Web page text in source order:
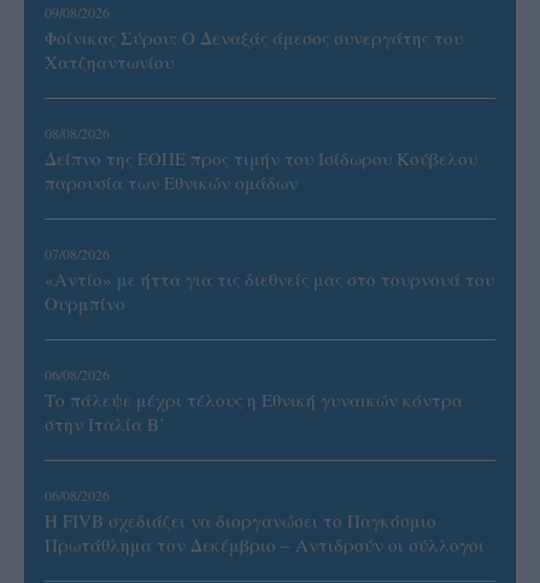
09/08/2026
Φοίνικας Σύρου: Ο Δεναξάς άμεσος συνεργάτης του
Χατζηαντωνίου
08/08/2026
Δείπνο της ΕΟΠΕ προς τιμήν του Ισίδωρου Κούβελου
παρουσία των Εθνικών ομάδων
07/08/2026
«Αντίο» με ήττα για τις διεθνείς μας στο τουρνουά του
Ουρμπίνο
06/08/2026
Το πάλεψε μέχρι τέλους η Εθνική γυναικών κόντρα
στην Ιταλία Β’
06/08/2026
Η FIVB σχεδιάζει να διοργανώσει το Παγκόσμιο
Πρωτάθλημα τον Δεκέμβριο – Αντιδρούν οι σύλλογοι